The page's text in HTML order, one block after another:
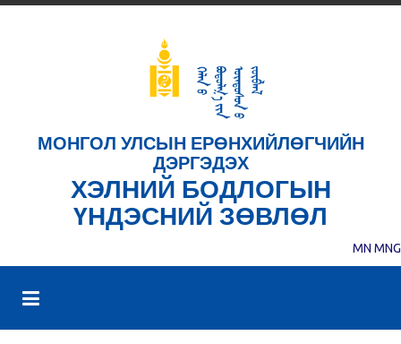
МОНГОЛ УЛСЫН ЕРӨНХИЙЛӨГЧИЙН
ДЭРГЭДЭХ
ХЭЛНИЙ БОДЛОГЫН
ҮНДЭСНИЙ ЗӨВЛӨЛ
MN MNG